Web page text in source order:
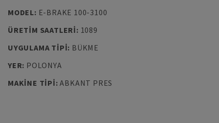
MODEL: E-BRAKE 100-3100
ÜRETIM SAATLERI: 1089
UYGULAMA TIPI: BÜKME
YER: POLONYA
MAKINE TIPI:ABKANT PRES